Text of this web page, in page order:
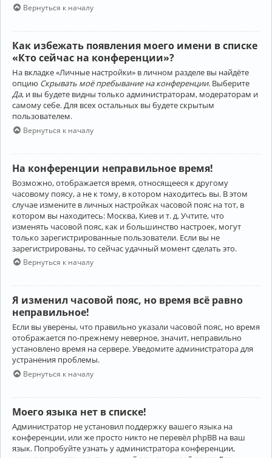
Вернуться к началу
Как избежать появления моего имени в списке
«Кто сейчас на конференции»?
На вкладке «Личные настройки» в личном разделе вы найдёте
опцию Скрывать моё пребывание на конференции. Выберите
Да, и вы будете видны только администраторам, модераторам и
самому себе. Для всех остальных вы будете скрытым
пользователем.
Вернуться к началу
На конференции неправильное время!
Возможно, отображается время, относящееся к другому
часовому поясу, а не к тому, в котором находитесь вы. В этом
случае измените в личных настройках часовой пояс на тот, в
котором вы находитесь: Москва, Киев и т. д. Учтите, что
изменять часовой пояс, как и большинство настроек, могут
только зарегистрированные пользователи. Если вы не
зарегистрированы, то сейчас удачный момент сделать это.
Вернуться к началу
Я изменил часовой пояс, но время всё равно
неправильное!
Если вы уверены, что правильно указали часовой пояс, но время
отображается по-прежнему неверное, значит, неправильно
установлено время на сервере. Уведомите администратора для
устранения проблемы.
Вернуться к началу
Моего языка нет в списке!
Администратор не установил поддержку вашего языка на
конференции, или же просто никто не перевёл phpBB на ваш
язык. Попробуйте узнать у администратора конференции,